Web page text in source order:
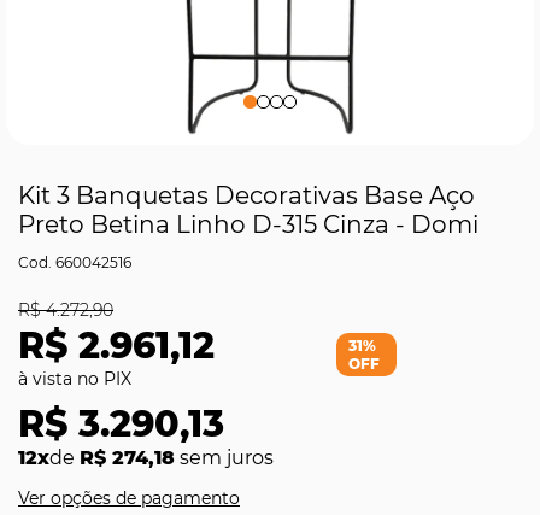
Kit 3 Banquetas Decorativas Base Aço
Preto Betina Linho D-315 Cinza - Domi
660042516
R$ 2.961,12
R$ 4.272,90
R$ 3.290,13
12xde R$ 274,18 sem juros
31%
OFF
Ver opções de pagamento